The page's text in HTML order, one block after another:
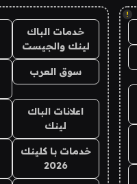
!
خدمات الباك
لينك والجيست
سوق العرب
اعلانات الباك
لينك
خدمات با كلينك
2026